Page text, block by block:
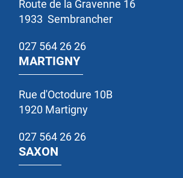
Route de la Gravenne 16
1933 Sembrancher
027 564 26 26
MARTIGNY
Rue d'Octodure 10B
1920 Martigny
027 564 26 26
SAXON